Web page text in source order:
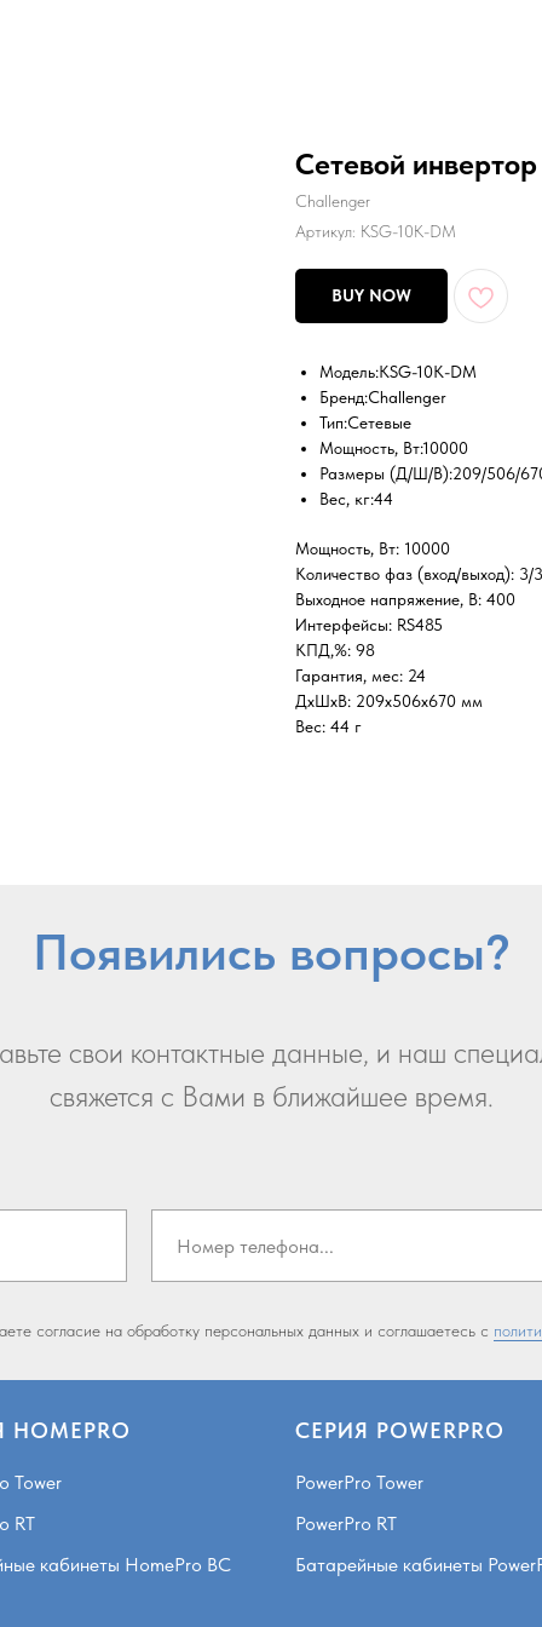
Сетевой
Challenger
Артикул: KSG-10K-DM
BUY NOW
Модель:KSG-10K-DM
Бренд:Challenger
Тип:Сетевые
Мощность, Вт:10000
Размеры (Д/Ш/В):209/506/
Вес, кг:44
Мощность, Вт: 10000
Количество фаз (вход/выход): 3/3
Выходное напряжение, В: 400
Интерфейсы: RS485
КПД,%: 98
Гарантия, мес: 24
ДxШxВ: 209x506x670 мм
Вес: 44 г
Появились вопросы?
свои контактные данные, и наш
свяжется с Вами в ближайшее время.
согласие на обработку персональных данных и соглашаетесь c
Tower
RT
кабинеты HomePro BC
СЕРИЯ POWERPRO
PowerPro Tower
PowerPro RT
Батарейные кабинеты